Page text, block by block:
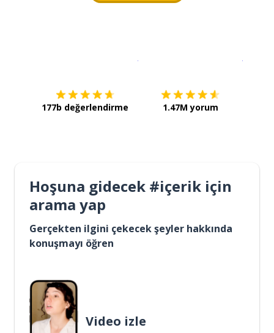
177b değerlendirme 1.47M yorum
Hoşuna gidecek #içerik için
arama yap
Gerçekten ilgini çekecek şeyler hakkında
konuşmayı öğren
Video izle